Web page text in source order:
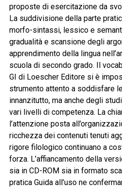
proposte di esercitazione da
La suddivisione della parte
morfo-sintassi, lessico e
gradualità e scansione degli
apprendimento della lingua
scuola di secondo grado. Il
GI di Loescher Editore si è
strumento attento a soddisfare
innanzitutto, ma anche degli
vari livelli di competenza. La
l’attenzione posta
ricchezza dei contenuti tenuti
rigore filologico continuano a
forza. L’affiancamento della
sia in CD-ROM sia in formato
pratica Guida all’uso ne